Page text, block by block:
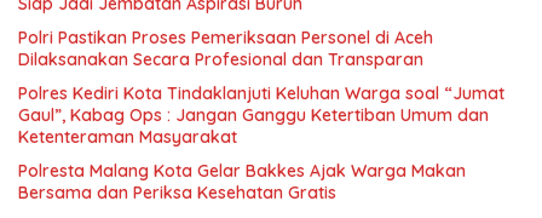
Polri Pastikan Proses Pemeriksaan Personel di Aceh
Dilaksanakan Secara Profesional dan Transparan
Polres Kediri Kota Tindaklanjuti Keluhan Warga soal “Jumat
Gaul”, Kabag Ops : Jangan Ganggu Ketertiban Umum dan
Ketenteraman Masyarakat
Polresta Malang Kota Gelar Bakkes Ajak Warga Makan
Bersama dan Periksa Kesehatan Gratis